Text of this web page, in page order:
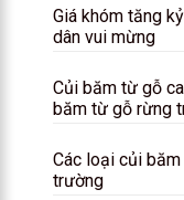
Giá khóm tăng
dân vui mừng
Củi băm từ gỗ
băm từ gỗ rừng
Các loại củi
trường